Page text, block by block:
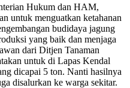
Hukum dan HAM,
untuk menguatkan ketahanan
budidaya jagung
yang baik dan menjaga
dari Ditjen Tanaman
untuk di Lapas Kendal
dicapai 5 ton. Nanti hasilnya
disalurkan ke warga sekitar.